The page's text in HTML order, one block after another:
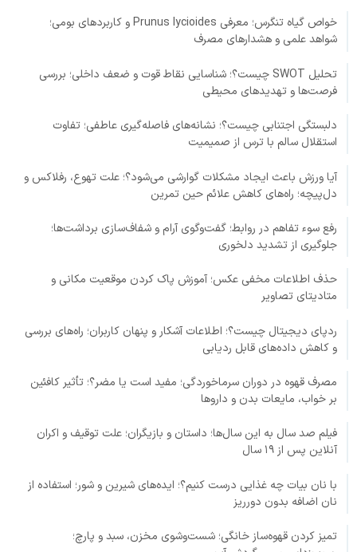
خواص گیاه تنگرس؛ معرفی Prunus lycioides و کاربردهای بومی؛
شواهد علمی و هشدارهای مصرف
تحلیل SWOT چیست؟؛ شناسایی نقاط قوت و ضعف داخلی؛ بررسی
فرصت‌ها و تهدیدهای محیطی
دلبستگی اجتنابی چیست؟؛ نشانه‌های فاصله‌گیری عاطفی؛ تفاوت
استقلال سالم با ترس از صمیمیت
آیا ورزش باعث ایجاد مشکلات گوارشی می‌شود؟؛ علت تهوع، رفلاکس و
دل‌پیچه؛ راه‌های کاهش علائم حین تمرین
رفع سوء تفاهم در روابط؛ گفت‌وگوی آرام و شفاف‌سازی برداشت‌ها؛
جلوگیری از تشدید دلخوری
حذف اطلاعات مخفی عکس؛ آموزش پاک کردن موقعیت مکانی و
متادیتای تصاویر
ردپای دیجیتال چیست؟؛ اطلاعات آشکار و پنهان کاربران؛ راه‌های بررسی
و کاهش داده‌های قابل ردیابی
مصرف قهوه در دوران سرماخوردگی؛ مفید است یا مضر؟؛ تأثیر کافئین
بر خواب، مایعات بدن و داروها
فیلم صد سال به این سال‌ها؛ داستان و بازیگران؛ علت توقیف و اکران
آنلاین پس از ۱۹ سال
با نان بیات چه غذایی درست کنیم؟؛ ایده‌های شیرین و شور؛ استفاده از
نان اضافه بدون دورریز
تمیز کردن قهوه‌ساز خانگی؛ شست‌وشوی مخزن، سبد و پارچ؛